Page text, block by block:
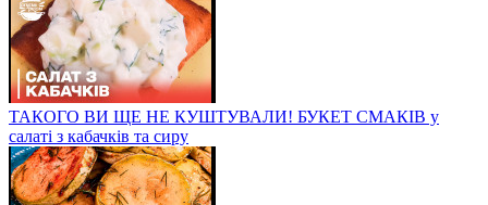
ТАКОГО ВИ ЩЕ НЕ КУШТУВАЛИ! БУКЕТ СМАКІВ у
салаті з кабачків та сиру